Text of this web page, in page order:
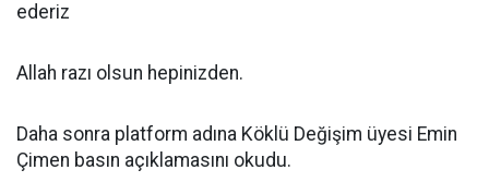
ederiz
Allah razı olsun hepinizden.
Daha sonra platform adına Köklü Değişim üyesi Emin
Çimen basın açıklamasını okudu.